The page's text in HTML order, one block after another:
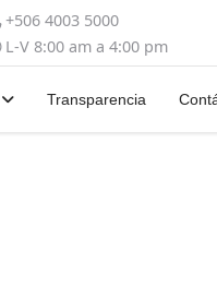
+506 4003 5000
L-V 8:00 am a 4:00 pm
Transparencia